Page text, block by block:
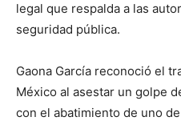
legal que respalda a las
seguridad pública.
Gaona García reconoció el
México al asestar un golpe
con el abatimiento de uno